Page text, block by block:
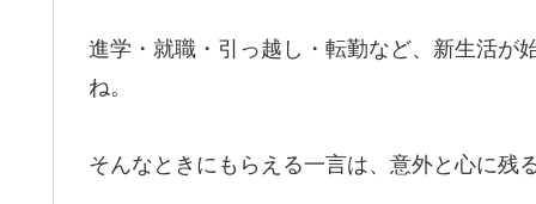
進学・就職・引っ越し・転勤など、新生活が
ね。
そんなときにもらえる一言は、意外と心に残